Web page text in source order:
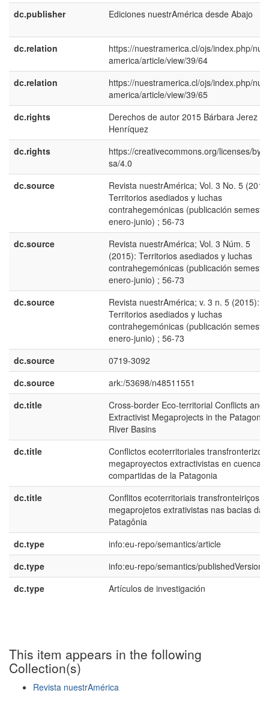
dc.publisher
Ediciones nuestrAmérica desde Abajo
dc.relation
https://nuestramerica.cl/ojs/index.php/
america/article/view/39/64
dc.relation
https://nuestramerica.cl/ojs/index.php/
america/article/view/39/65
dc.rights
Derechos de autor 2015 Bárbara Jerez
Henríquez
dc.rights
https://creativecommons.org/licenses/by-
sa/4.0
dc.source
Revista nuestrAmérica; Vol. 3 No. 5
Territorios asediados y luchas
contrahegemónicas (publicación
enero-junio) ; 56-73
dc.source
Revista nuestrAmérica; Vol. 3 Núm. 5
(2015): Territorios asediados y luchas
contrahegemónicas (publicación
enero-junio) ; 56-73
dc.source
Revista nuestrAmérica; v. 3 n. 5 (2015):
Territorios asediados y luchas
contrahegemónicas (publicación
enero-junio) ; 56-73
dc.source
0719-3092
dc.source
ark:/53698/n48511551
dc.title
Cross-border Eco-territorial Conflicts and
Extractivist Megaprojects in the Patagonia
River Basins
dc.title
Conflictos ecoterritoriales transfronterizos
megaproyectos extractivistas en cuencas
compartidas de la Patagonia
dc.title
Conflitos ecoterritoriais transfronteiriços e
megaprojetos extrativistas nas bacias da
Patagônia
dc.type
info:eu-repo/semantics/article
dc.type
info:eu-repo/semantics/publishedVersion
dc.type
Artículos de investigación
This item appears in the following
Collection(s)
Revista nuestrAmérica